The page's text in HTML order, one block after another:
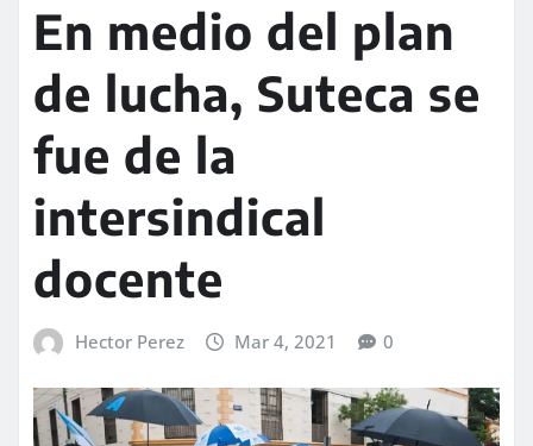
En medio del plan
de lucha, Suteca se
fue de la
intersindical
docente
Hector Perez Mar 4, 2021 0